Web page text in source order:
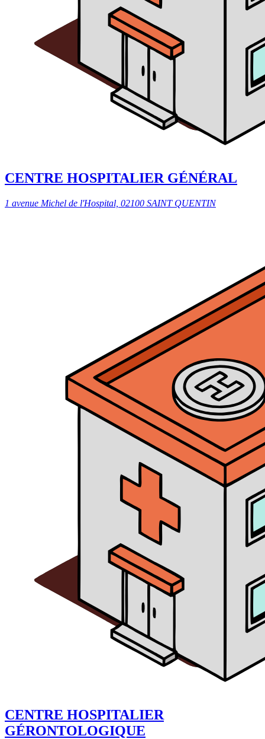
CENTRE HOSPITALIER GÉNÉRAL
1 avenue Michel de l'Hospital, 02100 SAINT QUENTIN
CENTRE HOSPITALIER
GÉRONTOLOGIQUE